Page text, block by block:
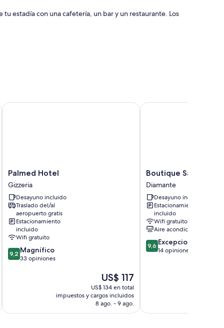
estadía con una cafetería, un bar y un restaurante. Los
comodidades como aire acondicionado.
Palmed
Hotel
Gizzeria
Palmed Hotel
Gizzeria
Desayuno incluido
Traslado del/al
aeropuerto gratis
Estacionamiento
incluido
Wifi gratuito
9.2
de
9,2 Magnífico
33 opiniones
El
precio
actual
es
de
US$ 117
US$ 134 en total
impuestos y cargos incluidos
8 ago. - 9 ago.
Palmed Hotel
Boutique
San
Daniele
Diamante
Boutique San
Diamante
Desayuno incluido
Estacionamiento
incluido
Wifi gratuito
Aire acondicionado
9.6
de
9,6 Excepcional
14 opiniones
Boutique San Daniele